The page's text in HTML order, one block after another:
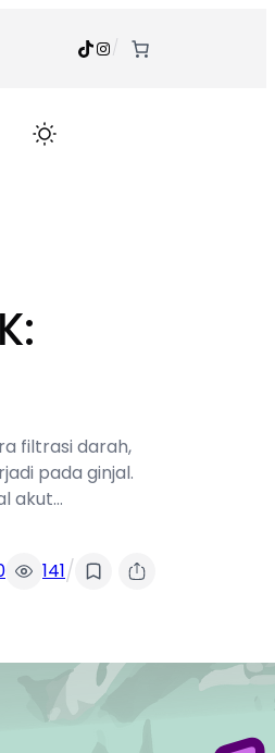
TikTokInstagram
/
filtrasi darah,
pada ginjal.
akut…
141/